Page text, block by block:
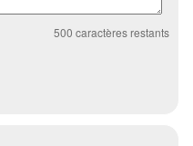
500 caractères restants